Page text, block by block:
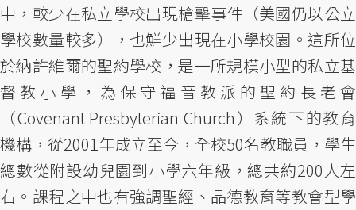
中，較少在私立學校出現槍擊事件（美國仍以公立
學校數量較多），也鮮少出現在小學校園。這所位
於納許維爾的聖約學校，是一所規模小型的私立基
督教小學，為保守福音教派的聖約長老會
（Covenant Presbyterian Church）系統下的教育
機構，從2001年成立至今，全校50名教職員，學生
總數從附設幼兒園到小學六年級，總共約200人左
右。課程之中也有強調聖經、品德教育等教會型學